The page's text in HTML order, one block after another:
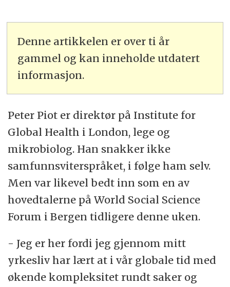
Denne artikkelen er over ti år
gammel og kan inneholde utdatert
informasjon.
Peter Piot er direktør på Institute for
Global Health i London, lege og
mikrobiolog. Han snakker ikke
samfunnsviterspråket, i følge ham selv.
Men var likevel bedt inn som en av
hovedtalerne på World Social Science
Forum i Bergen tidligere denne uken.
- Jeg er her fordi jeg gjennom mitt
yrkesliv har lært at i vår globale tid med
økende kompleksitet rundt saker og